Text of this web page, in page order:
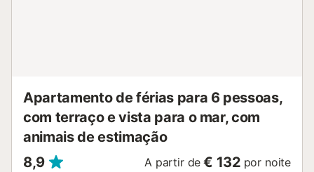
Apartamento de férias para 6 pessoas,
com terraço e vista para o mar, com
animais de estimação
8,9
A partir de € 132 por noite